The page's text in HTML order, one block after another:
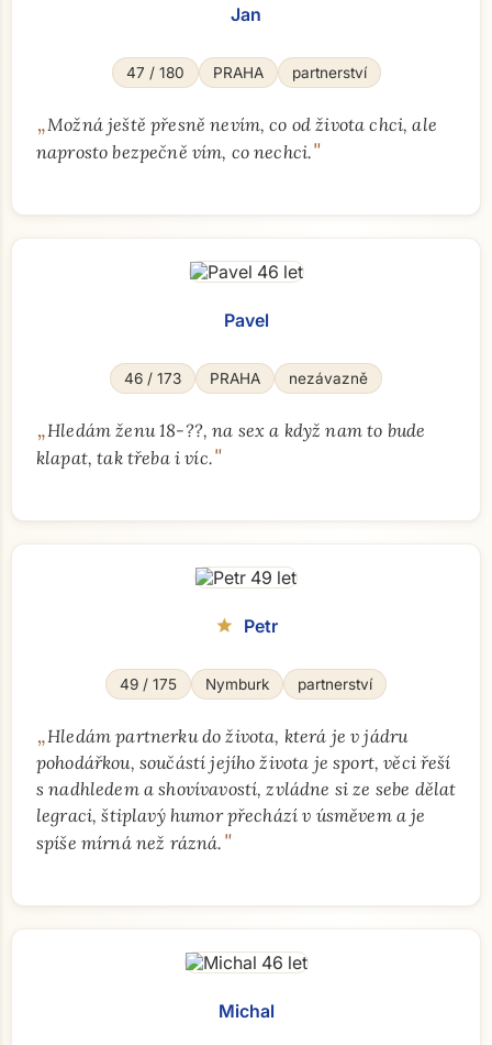
Přejít na hlavní obsah
Jan
47 / 180 PRAHA partnerství
„Možná ještě přesně nevím, co od života chci, ale
naprosto bezpečně vím, co nechci."
Pavel
46 / 173 PRAHA nezávazně
„Hledám ženu 18-??, na sex a když nam to bude
klapat, tak třeba i víc."
star Petr
49 / 175 Nymburk partnerství
„Hledám partnerku do života, která je v jádru
pohodářkou, součástí jejího života je sport, věci řeší
s nadhledem a shovívavostí, zvládne si ze sebe dělat
legraci, štiplavý humor přechází v úsměvem a je
spíše mírná než rázná. "
Michal